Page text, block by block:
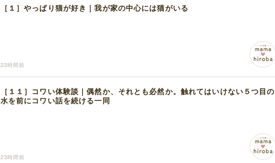
［１］やっぱり猫が好き｜我が家の中心には猫がいる
23時間前
［１１］コワい体験談｜偶然か、それとも必然か。触れてはいけない５つ目の
水を前にコワい話を続ける一同
23時間前